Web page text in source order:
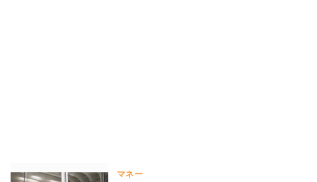
マネー